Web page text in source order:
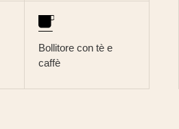
Bollitore con tè e
caffè